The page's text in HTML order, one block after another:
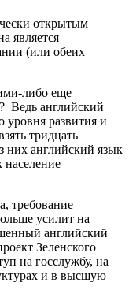
открытым
является
(или обеих
либо еще
Ведь английский
уровня развития и
тридцать
них английский язык
население
требование
усилит на
английский
Зеленского
на госслужбу, на
и в высшую